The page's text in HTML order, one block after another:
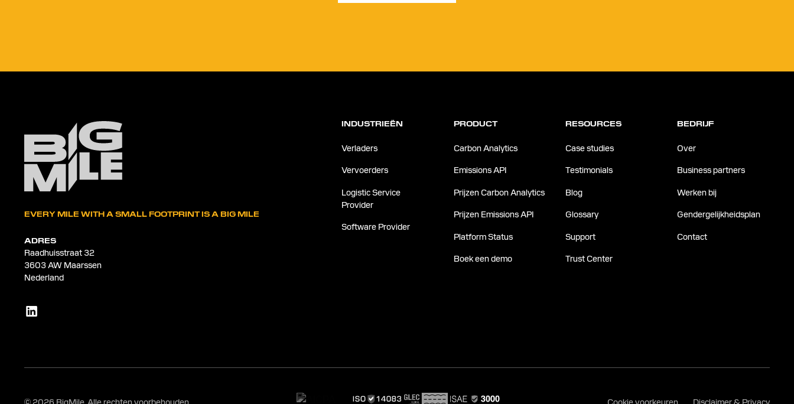
EVERY MILE WITH A SMALL FOOTPRINT IS A BIG MILE
ADRES
Raadhuisstraat 32
3603 AW Maarssen
Nederland
INDUSTRIEËN
Verladers
Vervoerders
Logistic Service
Provider
Software Provider
PRODUCT
Carbon Analytics
Emissions API
Prijzen Carbon Analytics
Prijzen Emissions API
Platform Status
Boek een demo
RESOURCES
Case studies
Testimonials
Blog
Glossary
Support
Trust Center
BEDRIJF
Over
Business partners
Werken bij
Gendergelijkheidsplan
Contact